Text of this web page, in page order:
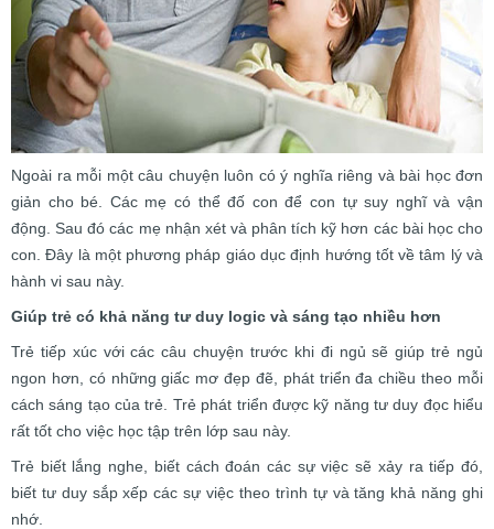
Ngoài ra mỗi một câu chuyện luôn có ý nghĩa riêng và bài học đơn
giản cho bé. Các mẹ có thể đố con để con tự suy nghĩ và vận
động. Sau đó các mẹ nhận xét và phân tích kỹ hơn các bài học cho
con. Đây là một phương pháp giáo dục định hướng tốt về tâm lý và
hành vi sau này.
Giúp trẻ có khả năng tư duy logic và sáng tạo nhiều hơn
Trẻ tiếp xúc với các câu chuyện trước khi đi ngủ sẽ giúp trẻ ngủ
ngon hơn, có những giấc mơ đẹp đẽ, phát triển đa chiều theo mỗi
cách sáng tạo của trẻ. Trẻ phát triển được kỹ năng tư duy đọc hiểu
rất tốt cho việc học tập trên lớp sau này.
Trẻ biết lắng nghe, biết cách đoán các sự việc sẽ xảy ra tiếp đó,
biết tư duy sắp xếp các sự việc theo trình tự và tăng khả năng ghi
nhớ.